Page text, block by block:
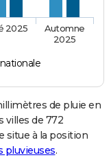
2025
Automne
2025
de pluie en
villes de 772
situe à la position
pluvieuses.